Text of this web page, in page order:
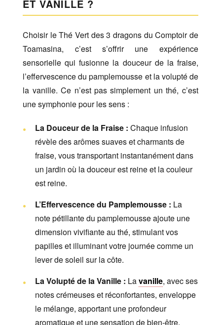
ET VANILLE ?
Choisir le Thé Vert des 3 dragons du Comptoir de
Toamasina, c’est s’offrir une expérience
sensorielle qui fusionne la douceur de la fraise,
l’effervescence du pamplemousse et la volupté de
la vanille. Ce n’est pas simplement un thé, c’est
une symphonie pour les sens :
La Douceur de la Fraise : Chaque infusion
révèle des arômes suaves et charmants de
fraise, vous transportant instantanément dans
un jardin où la douceur est reine et la couleur
est reine.
L’Effervescence du Pamplemousse : La
note pétillante du pamplemousse ajoute une
dimension vivifiante au thé, stimulant vos
papilles et illuminant votre journée comme un
lever de soleil sur la côte.
La Volupté de la Vanille : Lavanille, avec ses
notes crémeuses et réconfortantes, enveloppe
le mélange, apportant une profondeur
aromatique et une sensation de bien-être.